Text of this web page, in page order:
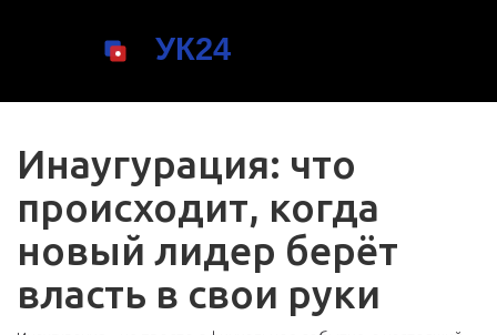
Инаугурация: что
происходит, когда
новый лидер берёт
власть в свои руки